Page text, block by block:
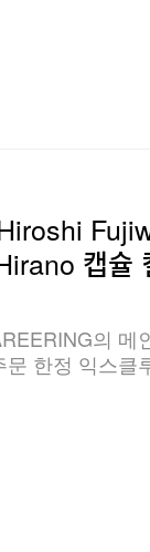
캡슐
의 메
문 한정 익스클